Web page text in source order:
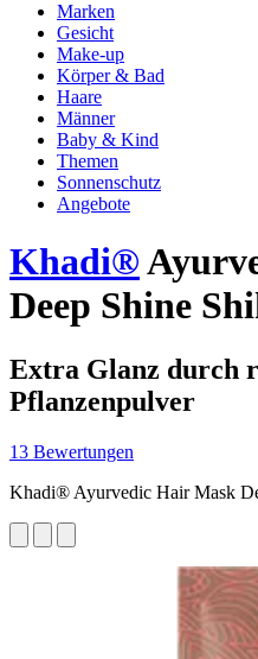
Marken
Gesicht
Make-up
Körper & Bad
Haare
Männer
Baby & Kind
Themen
Sonnenschutz
Angebote
Khadi®
Deep Shine
Extra Glanz durch
Pflanzenpulver
13 Bewertungen
Khadi® Ayurvedic Hair Mask